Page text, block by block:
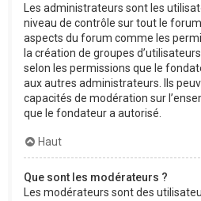
Les administrateurs sont les
niveau de contrôle sur tout le
aspects du forum comme les
la création de groupes
selon les permissions que le
aux autres administrateurs. Ils
capacités de modération sur
que le fondateur a autorisé.
Haut
Que sont les modérateurs ?
Les modérateurs sont des